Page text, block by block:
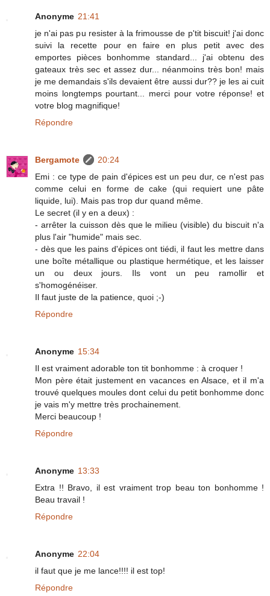
Anonyme 21:41
je n'ai pas pu resister à la frimousse de p'tit biscuit! j'ai donc
suivi la recette pour en faire en plus petit avec des
emportes pièces bonhomme standard... j'ai obtenu des
gateaux très sec et assez dur... néanmoins très bon! mais
je me demandais s'ils devaient être aussi dur?? je les ai cuit
moins longtemps pourtant... merci pour votre réponse! et
votre blog magnifique!
Répondre
Bergamote
20:24
Emi : ce type de pain d'épices est un peu dur, ce n'est pas
comme celui en forme de cake (qui requiert une pâte
liquide, lui). Mais pas trop dur quand même.
Le secret (il y en a deux) :
- arrêter la cuisson dès que le milieu (visible) du biscuit n'a
plus l'air "humide" mais sec.
- dès que les pains d'épices ont tiédi, il faut les mettre dans
une boîte métallique ou plastique hermétique, et les laisser
un ou deux jours. Ils vont un peu ramollir et
s'homogénéiser.
Il faut juste de la patience, quoi ;-)
Répondre
Anonyme 15:34
Il est vraiment adorable ton tit bonhomme : à croquer !
Mon père était justement en vacances en Alsace, et il m'a
trouvé quelques moules dont celui du petit bonhomme donc
je vais m'y mettre très prochainement.
Merci beaucoup !
Répondre
Anonyme 13:33
Extra !! Bravo, il est vraiment trop beau ton bonhomme !
Beau travail !
Répondre
Anonyme 22:04
il faut que je me lance!!!! il est top!
Répondre